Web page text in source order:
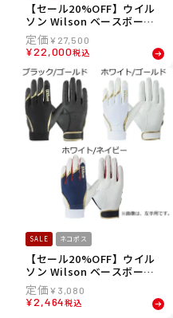
【セール20%OFF】ウイル
ソン Wilson ベースボール
野球 ソフトボール グラブ ミ
ット グローブ 軟式 ジュニア
用 D-MAX DUAL 内野手用 7
J WBW102500 ジュニア キ
ッズ 子ども 男の子 女の子 2
4FA 秋冬
¥ 27,500
¥22,000税込
SALE ネコポス
【セール20%OFF】ウイル
ソン Wilson ベースボール
野球 ソフトボール グローブ
手袋 WL-1P 守備用 右手用
WB57618 メンズ レディー
¥ 3,080
¥2,464税込